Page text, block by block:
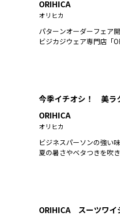
ORIHICA
オリヒカ
パターンオーダーフェア
ビジカジウェア専門店「
今季イチオシ！ 美
ORIHICA
オリヒカ
ビジネスパーソンの強い
夏の暑さやベタつきを吹
ORIHICA スーツワイ